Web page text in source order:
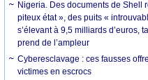
Nigeria. Des documents de Shell
piteux état », des puits «
s’élevant à 9,5 milliards d’euros,
prend de l’ampleur
Cyberesclavage : ces fausses
victimes en escrocs